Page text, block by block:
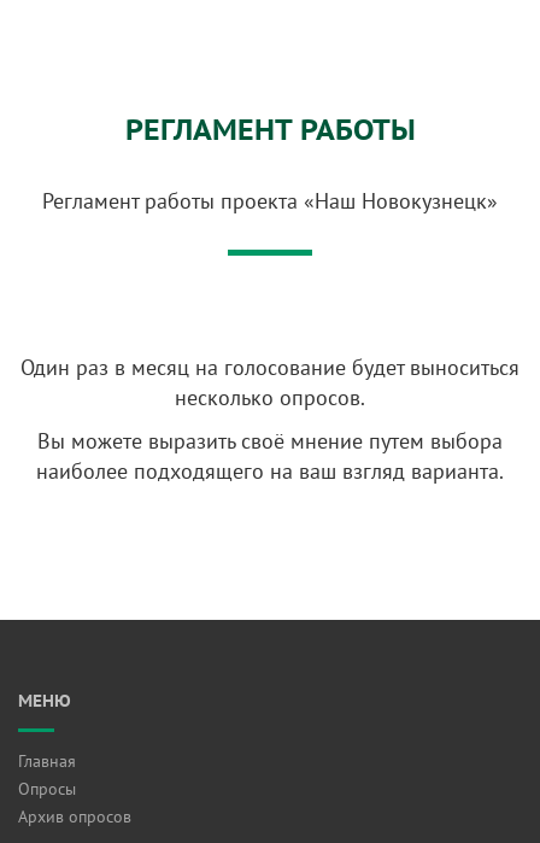
РЕГЛАМЕНТ РАБОТЫ
Регламент работы проекта «Наш Новокузнецк»
Один раз в месяц на голосование будет выноситься
несколько опросов.
Вы можете выразить своё мнение путем выбора
наиболее подходящего на ваш взгляд варианта.
МЕНЮ
Главная
Опросы
Архив опросов